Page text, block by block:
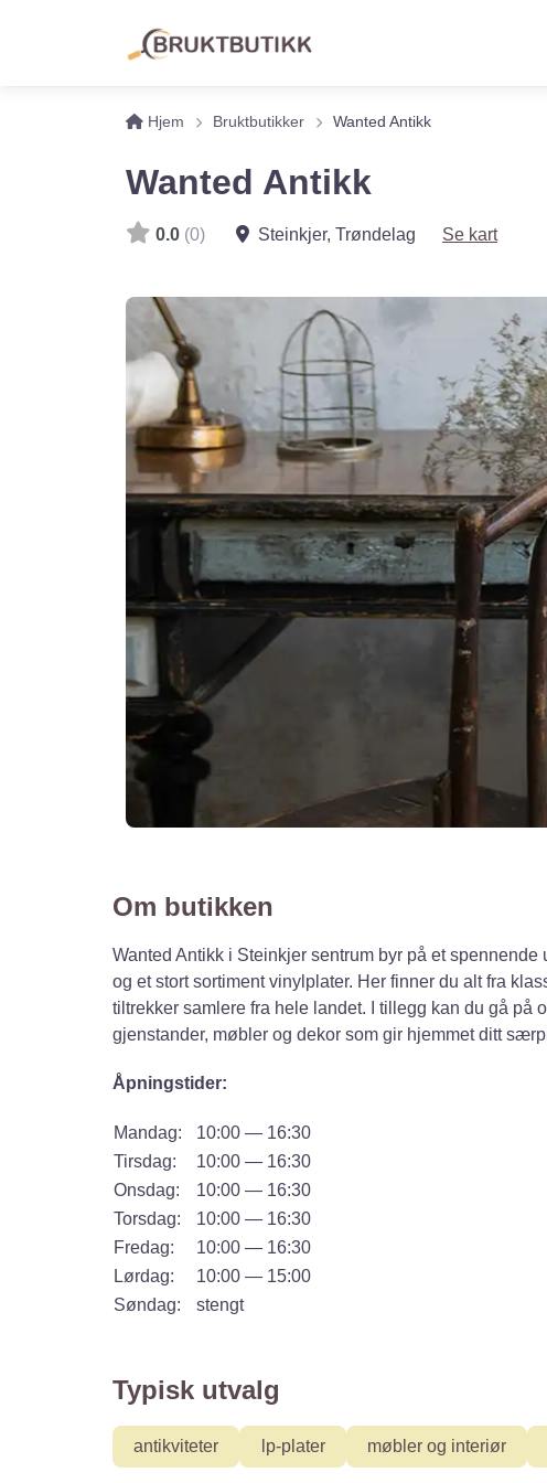
Hjem Bruktbutikker Wanted Antikk
Wanted Antikk
0.0 (0) Steinkjer, Trøndelag Se kart
Om butikken
Wanted Antikk i Steinkjer sentrum byr på et
og et stort sortiment vinylplater. Her finner du alt fra
tiltrekker samlere fra hele landet. I tillegg kan du gå på
gjenstander, møbler og dekor som gir hjemmet ditt
Åpningstider:
Mandag:
10:00 — 16:30
Tirsdag:
10:00 — 16:30
Onsdag:
10:00 — 16:30
Torsdag:
10:00 — 16:30
Fredag:
10:00 — 16:30
Lørdag:
10:00 — 15:00
Søndag:
stengt
Typisk utvalg
antikviteter lp-plater møbler og interiør